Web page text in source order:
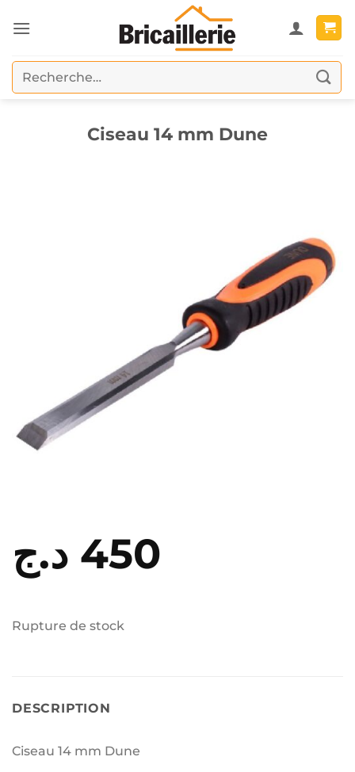
au
Recherche
pour :
Ciseau 14 mm Dune
450 د.ج
Rupture de stock
DESCRIPTION
Ciseau 14 mm Dune